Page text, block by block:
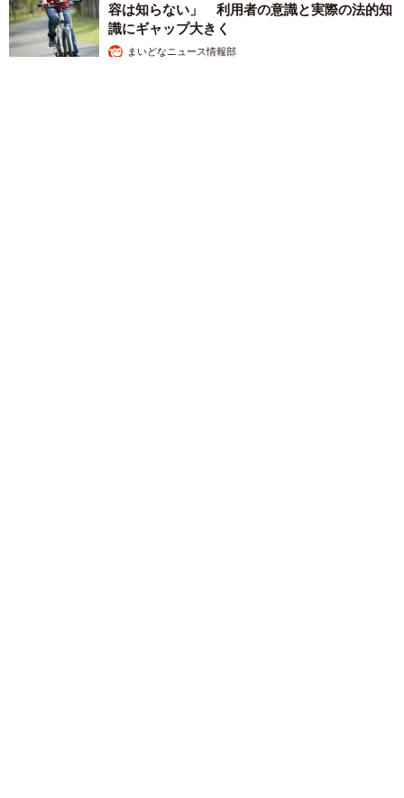
容は知らない」 利用者の意識と実際の法的知
識にギャップ大きく
まいどなニュース情報部